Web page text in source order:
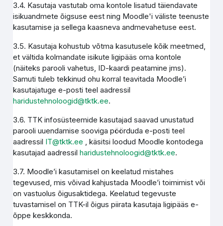
3.4. Kasutaja vastutab oma kontole lisatud täiendavate
isikuandmete õigsuse eest ning Moodle'i väliste teenuste
kasutamise ja sellega kaasneva andmevahetuse eest.
3.5. Kasutaja kohustub võtma kasutusele kõik meetmed,
et vältida kolmandate isikute ligipääs oma kontole
(näiteks parooli vahetus, ID-kaardi peatamine jms).
Samuti tuleb tekkinud ohu korral teavitada Moodle’i
kasutajatuge e-posti teel aadressil
haridustehnoloogid@tktk.ee.
3.6. TTK infosüsteemide kasutajad saavad unustatud
parooli uuendamise sooviga pöörduda e-posti teel
aadressil IT@tktk.ee , käsitsi loodud Moodle kontodega
kasutajad aadressilharidustehnoloogid@tktk.ee.
3.7. Moodle’i kasutamisel on keelatud mistahes
tegevused, mis võivad kahjustada Moodle’i toimimist või
on vastuolus õigusaktidega. Keelatud tegevuste
tuvastamisel on TTK-il õigus piirata kasutaja ligipääs e-
õppe keskkonda.